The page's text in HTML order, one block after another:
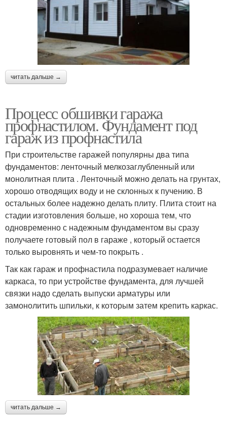
читать дальше →
Процесс обшивки гаража
профнастилом. Фундамент под
гараж из профнастила
При строительстве гаражей популярны два типа
фундаментов: ленточный мелкозаглубленный или
монолитная плита . Ленточный можно делать на грунтах,
хорошо отводящих воду и не склонных к пучению. В
остальных более надежно делать плиту. Плита стоит на
стадии изготовления больше, но хороша тем, что
одновременно с надежным фундаментом вы сразу
получаете готовый пол в гараже , который остается
только выровнять и чем-то покрыть .
Так как гараж и профнастила подразумевает наличие
каркаса, то при устройстве фундамента, для лучшей
связки надо сделать выпуски арматуры или
замонолитить шпильки, к которым затем крепить каркас.
читать дальше →